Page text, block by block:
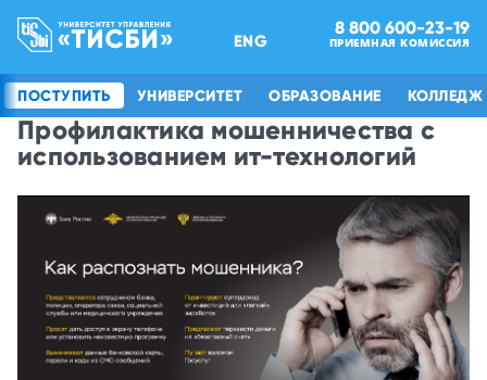
ENG
8 800 600-23-19
ПРИЕМНАЯ КОМИССИЯ
ПОСТУПИТЬ УНИВЕРСИТЕТ ОБРАЗОВАНИЕ КОЛЛЕДЖ
Профилактика мошенничества с
использованием ит-технологий